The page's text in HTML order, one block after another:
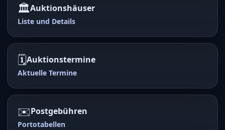
🏛️Auktionshäuser
Liste und Details
🗓️Auktionstermine
Aktuelle Termine
✉️Postgebühren
Portotabellen